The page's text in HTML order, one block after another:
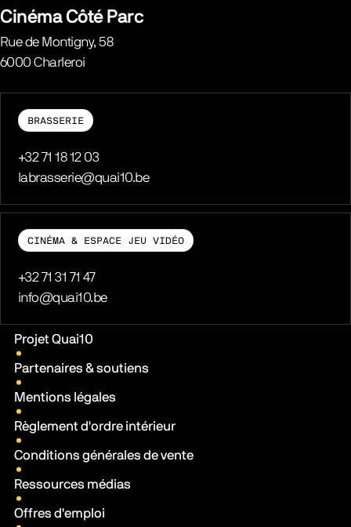
Cinéma Côté Parc
Rue de Montigny, 58
6000 Charleroi
BRASSERIE
Téléphone
+32 71 18 12 03
E-mail
labrasserie@quai10.be
CINÉMA & ESPACE JEU VIDÉO
Téléphone
+32 71 31 71 47
E-mail
info@quai10.be
Liens pratiques
Projet Quai10
Partenaires & soutiens
Mentions légales
Règlement d'ordre intérieur
Conditions générales de vente
Ressources médias
Offres d'emploi